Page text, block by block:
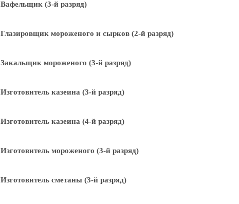
Вафельщик (3-й разряд)
Глазировщик мороженого и сырков (2-й разряд)
Закальщик мороженого (3-й разряд)
Изготовитель казеина (3-й разряд)
Изготовитель казеина (4-й разряд)
Изготовитель мороженого (3-й разряд)
Изготовитель сметаны (3-й разряд)